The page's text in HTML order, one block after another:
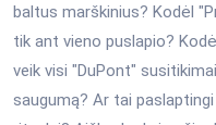
baltus marškinius? Kodėl
tik ant vieno puslapio?
veik visi "DuPont"
saugumą? Ar tai